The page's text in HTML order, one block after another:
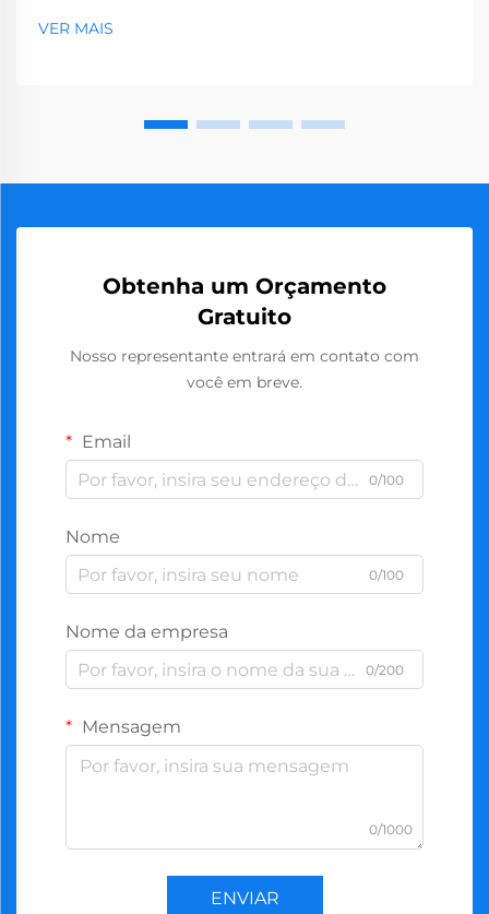
VER MAIS
Obtenha um Orçamento
Gratuito
Nosso representante entrará em contato com
você em breve.
Email
0/100
Nome
0/100
Nome da empresa
0/200
Mensagem
0/1000
ENVIAR